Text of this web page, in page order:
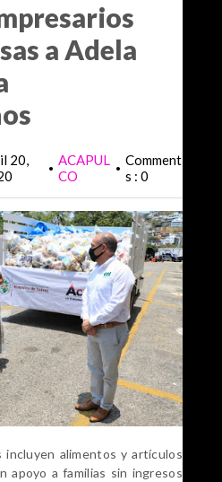
a Adela
20,
• ACAPUL
CO
• Comment
s : 0
incluyen alimentos y artículos
apoyo a familias sin ingresos